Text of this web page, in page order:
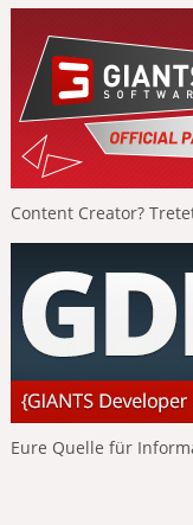
Content Creator?
Eure Quelle für